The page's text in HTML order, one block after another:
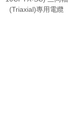
(Triaxial)專用電纜